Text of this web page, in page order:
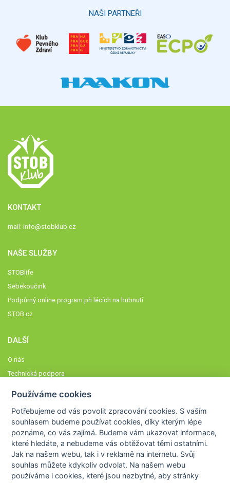
NAŠI PARTNEŘI
KONTAKT
mail: info@stobklub.cz
NAŠE SLUŽBY
STOBlife
Sebekoučink
Podpůrný online program při lécích na hubnutí
STOB.cz
DALŠÍ
O nás
Technická podpora
Členové STOBklubu
Zásady nakládání s osobními údaji
Otestujte se
Spočítejte si
Výzva 52
Používáme cookies
Potřebujeme od vás povolit zpracování cookies. S vaším
souhlasem budeme používat cookies, díky kterým lépe
poznáme,co vás zajímá. Budeme vám ukazovat informace,
které hledáte, a nebudeme vás obtěžovat těmi ostatními.
Jak na našem webu, tak i v reklamě na internetu. Svůj
souhlas můžete kdykoliv odvolat. Na našem webu
používáme i cookies, které jsou nezbytné, aby stránky